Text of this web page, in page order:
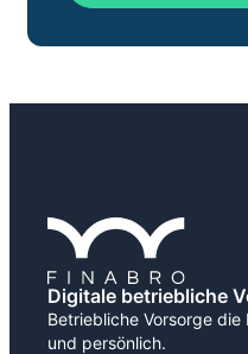
Digitale betriebliche
Betriebliche Vorsorge
und persönlich.